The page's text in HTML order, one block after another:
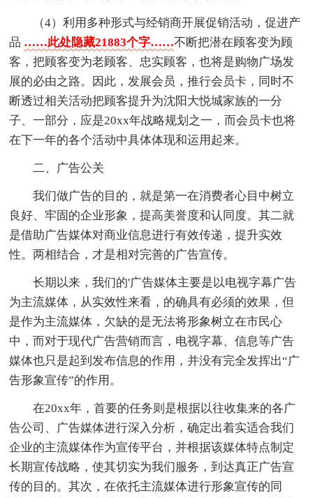
（4）利用多种形式与经销商开展促销活动，促进产
品 ……此处隐藏21883个字……不断把潜在顾客变为顾
客，把顾客变为老顾客、忠实顾客，也将是购物广场发
展的必由之路。因此，发展会员，推行会员卡，同时不
断透过相关活动把顾客提升为沈阳大悦城家族的一分
子、一部分，应是20xx年战略规划之一，而会员卡也将
在下一年的各个活动中具体体现和运用起来。
二、广告公关
我们做广告的目的，就是第一在消费者心目中树立
良好、牢固的企业形象，提高美誉度和认同度。其二就
是借助广告媒体对商业信息进行有效传递，提升实效
性。两相结合，才是相对完善的广告宣传。
长期以来，我们的'广告媒体主要是以电视字幕广告
为主流媒体，从实效性来看，的确具有必须的效果，但
是作为主流媒体，欠缺的是无法将形象树立在市民心
中，而对于现代广告营销而言，电视字幕、信息等广告
媒体也只是起到发布信息的作用，并没有完全发挥出“广
告形象宣传”的作用。
在20xx年，首要的任务则是根据以往收集来的各广
告公司、广告媒体进行深入分析，确定出着实适合我们
企业的主流媒体作为宣传平台，并根据该媒体特点制定
长期宣传战略，使其切实为我们服务，到达真正广告宣
传的目的。其次，在依托主流媒体进行形象宣传的同